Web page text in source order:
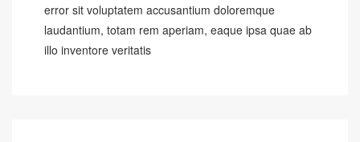
error sit voluptatem accusantium doloremque
laudantium, totam rem aperiam, eaque ipsa quae ab
illo inventore veritatis